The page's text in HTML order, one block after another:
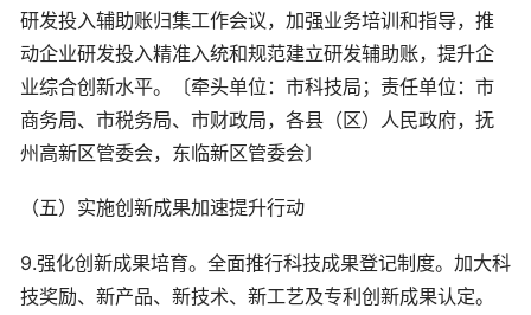
研发投入辅助账归集工作会议，加强业务培训和指导，推
动企业研发投入精准入统和规范建立研发辅助账，提升企
业综合创新水平。〔牵头单位：市科技局；责任单位：市
商务局、市税务局、市财政局，各县（区）人民政府，抚
州高新区管委会，东临新区管委会〕
（五）实施创新成果加速提升行动
9.强化创新成果培育。全面推行科技成果登记制度。加大科
技奖励、新产品、新技术、新工艺及专利创新成果认定。